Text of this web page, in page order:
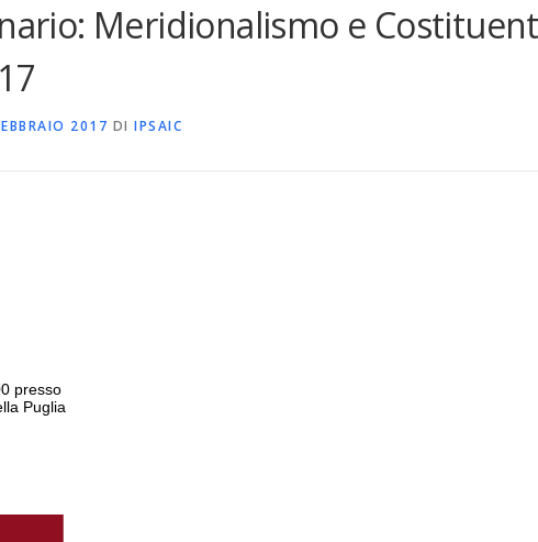
Meridionalismo e
2017 DI IPSAIC
presso
Puglia